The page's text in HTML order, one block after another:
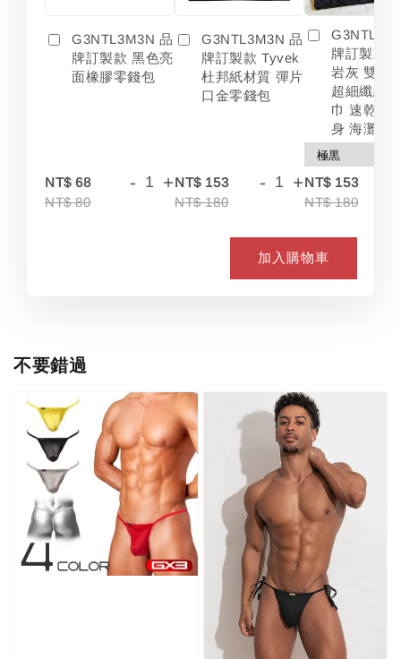
G3NTL3M3N 品
牌訂製款 黑色亮
面橡膠零錢包
NT$ 68
NT$ 80
- +
G3NTL3M3N 品
牌訂製款 Tyvek
杜邦紙材質 彈片
口金零錢包
NT$ 153
NT$ 180
- +
牌訂製款
岩灰 雙色
超細纖維
巾 速乾 吸
身 海灘
NT$ 153
NT$ 180
加入購物車
不要錯過